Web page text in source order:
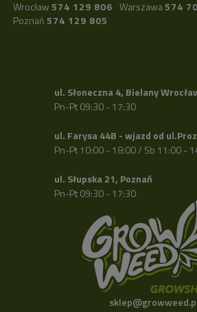
Wrocław 574 129 806 Warszawa574
Poznań 574 129 805
ul. Słoneczna 4, Bielany
Pn-Pt 09:30 - 17:30
ul. Farysa 44B - wjazd od
Pn-Pt 10:00 - 18:00 / Sb 11:00 -
ul. Słupska 21, Poznań
Pn-Pt 09:30 - 17:30